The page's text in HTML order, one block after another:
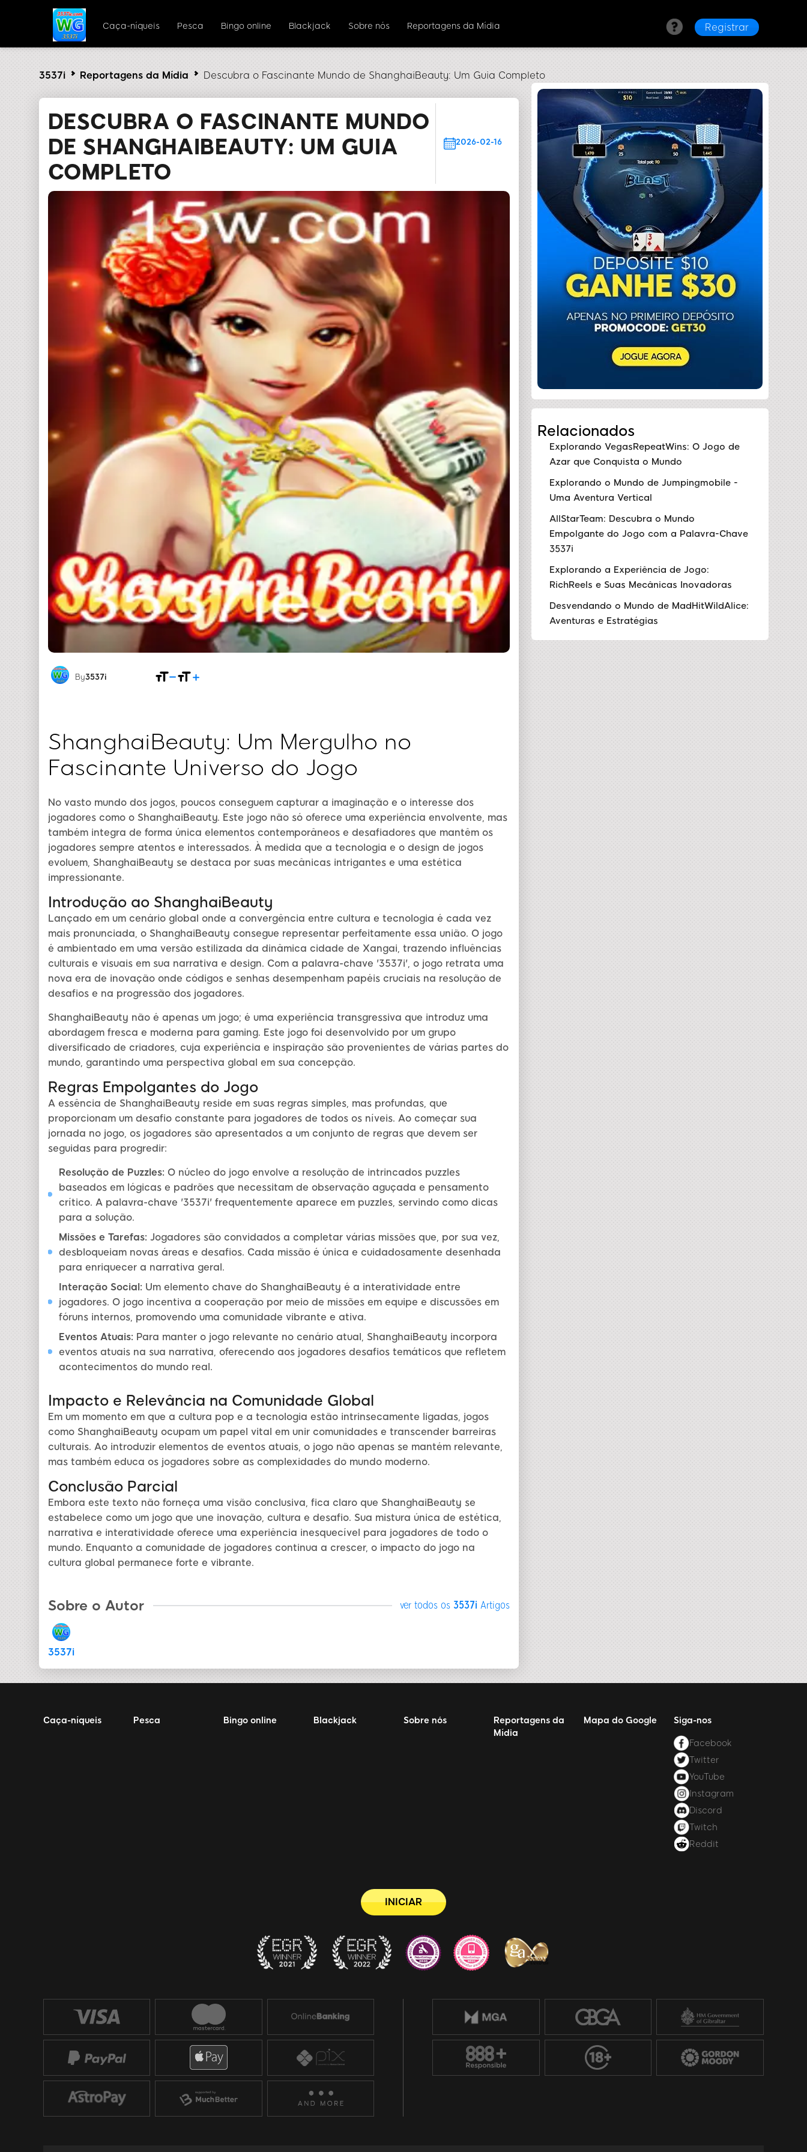
Caça-níqueis Pesca Bingo online Blackjack Sobre nós Reportagens da Mídia Registrar
3537i Reportagens da Mídia Descubra o Fascinante Mundo de ShanghaiBeauty: Um Guia Completo
DESCUBRA O FASCINANTE MUNDO
DE SHANGHAIBEAUTY: UM GUIA
COMPLETO
2026-02-16
By3537i
ShanghaiBeauty: Um Mergulho no
Fascinante Universo do Jogo
No vasto mundo dos jogos, poucos conseguem capturar a imaginação e o interesse dos
jogadores como o ShanghaiBeauty. Este jogo não só oferece uma experiência envolvente, mas
também integra de forma única elementos contemporâneos e desafiadores que mantêm os
jogadores sempre atentos e interessados. À medida que a tecnologia e o design de jogos
evoluem, ShanghaiBeauty se destaca por suas mecânicas intrigantes e uma estética
impressionante.
Introdução ao ShanghaiBeauty
Lançado em um cenário global onde a convergência entre cultura e tecnologia é cada vez
mais pronunciada, o ShanghaiBeauty consegue representar perfeitamente essa união. O jogo
é ambientado em uma versão estilizada da dinâmica cidade de Xangai, trazendo influências
culturais e visuais em sua narrativa e design. Com a palavra-chave '3537i', o jogo retrata uma
nova era de inovação onde códigos e senhas desempenham papéis cruciais na resolução de
desafios e na progressão dos jogadores.
ShanghaiBeauty não é apenas um jogo; é uma experiência transgressiva que introduz uma
abordagem fresca e moderna para gaming. Este jogo foi desenvolvido por um grupo
diversificado de criadores, cuja experiência e inspiração são provenientes de várias partes do
mundo, garantindo uma perspectiva global em sua concepção.
Regras Empolgantes do Jogo
A essência de ShanghaiBeauty reside em suas regras simples, mas profundas, que
proporcionam um desafio constante para jogadores de todos os níveis. Ao começar sua
jornada no jogo, os jogadores são apresentados a um conjunto de regras que devem ser
seguidas para progredir:
Resolução de Puzzles: O núcleo do jogo envolve a resolução de intrincados puzzles
baseados em lógicas e padrões que necessitam de observação aguçada e pensamento
crítico. A palavra-chave '3537i' frequentemente aparece em puzzles, servindo como dicas
para a solução.
Missões e Tarefas: Jogadores são convidados a completar várias missões que, por sua vez,
desbloqueiam novas áreas e desafios. Cada missão é única e cuidadosamente desenhada
para enriquecer a narrativa geral.
Interação Social: Um elemento chave do ShanghaiBeauty é a interatividade entre
jogadores. O jogo incentiva a cooperação por meio de missões em equipe e discussões em
fóruns internos, promovendo uma comunidade vibrante e ativa.
Eventos Atuais: Para manter o jogo relevante no cenário atual, ShanghaiBeauty incorpora
eventos atuais na sua narrativa, oferecendo aos jogadores desafios temáticos que refletem
acontecimentos do mundo real.
Impacto e Relevância na Comunidade Global
Em um momento em que a cultura pop e a tecnologia estão intrinsecamente ligadas, jogos
como ShanghaiBeauty ocupam um papel vital em unir comunidades e transcender barreiras
culturais. Ao introduzir elementos de eventos atuais, o jogo não apenas se mantém relevante,
mas também educa os jogadores sobre as complexidades do mundo moderno.
Conclusão Parcial
Embora este texto não forneça uma visão conclusiva, fica claro que ShanghaiBeauty se
estabelece como um jogo que une inovação, cultura e desafio. Sua mistura única de estética,
narrativa e interatividade oferece uma experiência inesquecível para jogadores de todo o
mundo. Enquanto a comunidade de jogadores continua a crescer, o impacto do jogo na
cultura global permanece forte e vibrante.
Sobre o Autor ver todos os 3537i Artigos
3537i
Relacionados
Explorando VegasRepeatWins: O Jogo de
Azar que Conquista o Mundo
Explorando o Mundo de Jumpingmobile -
Uma Aventura Vertical
AllStarTeam: Descubra o Mundo
Empolgante do Jogo com a Palavra-Chave
3537i
Explorando a Experiência de Jogo:
RichReels e Suas Mecânicas Inovadoras
Desvendando o Mundo de MadHitWildAlice:
Aventuras e Estratégias
Caça-níqueis Pesca Bingo online Blackjack Sobre nós
Reportagens da
Mídia
Mapa do Google Siga-nos
Facebook
Twitter
YouTube
Instagram
Discord
Twitch
Reddit
INICIAR